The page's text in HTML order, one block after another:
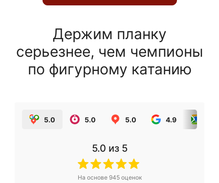
Держим планку
серьезнее, чем чемпионы
по фигурному катанию
5.0 5.0 5.0 4.9
5.0 из 5
На основе 945оценок